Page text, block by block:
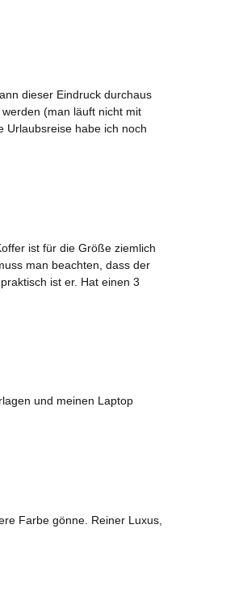
dieser Eindruck durchaus
(man läuft nicht mit
Urlaubsreise habe ich noch
ist für die Größe ziemlich
man beachten, dass der
ist er. Hat einen 3
und meinen Laptop
Farbe gönne. Reiner Luxus,